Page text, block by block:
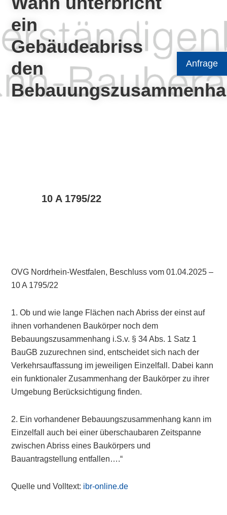
Anfrage
ein
Gebäudeabriss
den
10 A 1795/22
OVG Nordrhein-Westfalen, Beschluss vom 01.04.2025 –
10 A 1795/22
1. Ob und wie lange Flächen nach Abriss der einst auf
ihnen vorhandenen Baukörper noch dem
Bebauungszusammenhang i.S.v. § 34 Abs. 1 Satz 1
BauGB zuzurechnen sind, entscheidet sich nach der
Verkehrsauffassung im jeweiligen Einzelfall. Dabei kann
ein funktionaler Zusammenhang der Baukörper zu ihrer
Umgebung Berücksichtigung finden.
2. Ein vorhandener Bebauungszusammenhang kann im
Einzelfall auch bei einer überschaubaren Zeitspanne
zwischen Abriss eines Baukörpers und
Bauantragstellung entfallen….“
Quelle und Volltext: ibr-online.de